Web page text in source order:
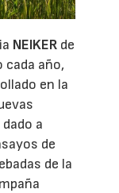
NEIKER de
cada año,
en la
a
de
de la